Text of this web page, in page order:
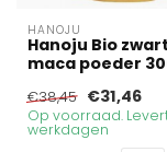
HANOJU
Hanoju Bio
maca poeder
€38,45 €31,46
Op voorraad.
werkdagen